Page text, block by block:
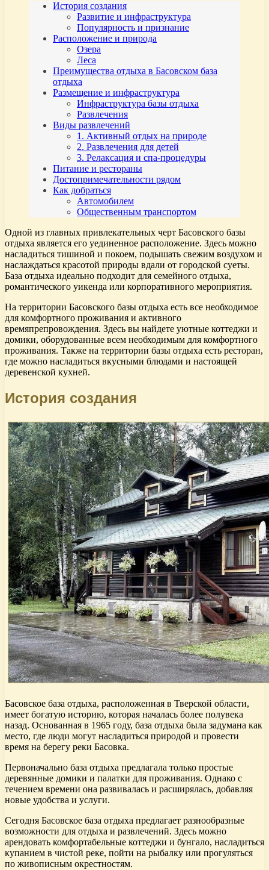
История создания
Развитие и инфраструктура
Популярность и признание
Расположение и природа
Озера
Леса
Преимущества отдыха в Басовском база
отдыха
Размещение и инфраструктура
Инфраструктура базы отдыха
Развлечения
Виды развлечений
1. Активный отдых на природе
2. Развлечения для детей
3. Релаксация и спа-процедуры
Питание и рестораны
Достопримечательности рядом
Как добраться
Автомобилем
Общественным транспортом
Одной из главных привлекательных черт Басовского базы
отдыха является его уединенное расположение. Здесь можно
насладиться тишиной и покоем, подышать свежим воздухом и
наслаждаться красотой природы вдали от городской суеты.
База отдыха идеально подходит для семейного отдыха,
романтического уикенда или корпоративного мероприятия.
На территории Басовского базы отдыха есть все необходимое
для комфортного проживания и активного
времяпрепровождения. Здесь вы найдете уютные коттеджи и
домики, оборудованные всем необходимым для комфортного
проживания. Также на территории базы отдыха есть ресторан,
где можно насладиться вкусными блюдами и настоящей
деревенской кухней.
История создания
Басовское база отдыха, расположенная в Тверской области,
имеет богатую историю, которая началась более полувека
назад. Основанная в 1965 году, база отдыха была задумана как
место, где люди могут насладиться природой и провести
время на берегу реки Басовка.
Первоначально база отдыха предлагала только простые
деревянные домики и палатки для проживания. Однако с
течением времени она развивалась и расширялась, добавляя
новые удобства и услуги.
Сегодня Басовское база отдыха предлагает разнообразные
возможности для отдыха и развлечений. Здесь можно
арендовать комфортабельные коттеджи и бунгало, насладиться
купанием в чистой реке, пойти на рыбалку или прогуляться
по живописным окрестностям.